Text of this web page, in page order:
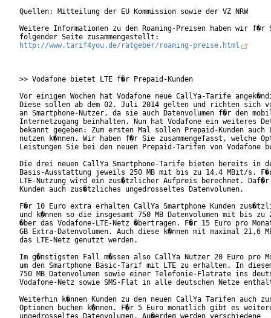
Quellen: Mitteilung der EU Kommission sowie der VZ NRW
Weitere Informationen zu den Roaming-Preisen haben wir f�r
http://www.tarif4you.de/ratgeber/roaming-preise.html
>> Vodafone bietet LTE f�r Prepaid-Kunden
Vor einigen Wochen hat Vodafone neue CallYa-Tarife
Diese sollen ab dem 02. Juli 2014 gelten und richten sich
an Smartphone-Nutzer, da sie auch Datenvolumen f�r den
Internetzugang beinhalten. Nun hat Vodafone ein weiteres
bekannt gegeben: Zum ersten Mal sollen Prepaid-Kunden auch
nutzen k�nnen. Wir haben f�r Sie zusammengefasst, welche
Leistungen Sie bei den neuen Prepaid-Tarifen von Vodafone
Die drei neuen CallYa Smartphone-Tarife bieten bereits in
Basis-Ausstattung jeweils 250 MB mit bis zu 14,4 MBit/s.
LTE-Nutzung wird ein zus�tzlicher Aufpreis berechnet. Daf�r
Kunden auch zus�tzliches ungedrosseltes Datenvolumen.
F�r 10 Euro extra erhalten CallYa Smartphone Kunden
und k�nnen so die insgesamt 750 MB Datenvolumen mit bis
�ber das Vodafone-LTE-Netz �bertragen. F�r 15 Euro pro
GB Extra-Datenvolumen. Auch diese k�nnen mit maximal 21,6
das LTE-Netz genutzt werden.
Im g�nstigsten Fall m�ssen also CallYa Nutzer 20 Euro pro
um den Smartphone Basic-Tarif mit LTE zu erhalten. In
750 MB Datenvolumen sowie einer Telefonie-Flatrate ins
Vodafone-Netz sowie SMS-Flat in alle deutschen Netze
Weiterhin k�nnen Kunden zu den neuen CallYa Tarifen auch
Optionen buchen k�nnen. F�r 5 Euro monatlich gibt es
ungedrosseltes Datenvolumen. Au�erdem werden verschiedene